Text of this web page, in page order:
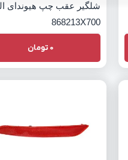
شلگیر عقب چپ هیوندای
868213X700
0 تومان